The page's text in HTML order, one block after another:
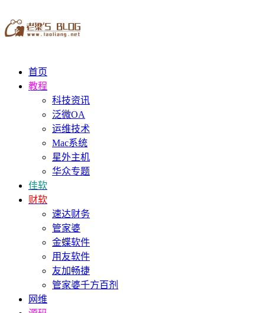
首页
教程
科技资讯
泛微OA
运维技术
Mac系统
星外主机
华众专题
佳软
财软
速达财务
管家婆
金蝶软件
用友软件
友加畅捷
管家婆千方百剂
网维